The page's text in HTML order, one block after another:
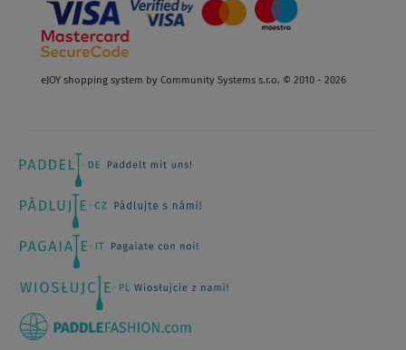
eJOY shopping system by Community Systems s.r.o. © 2010 - 2026